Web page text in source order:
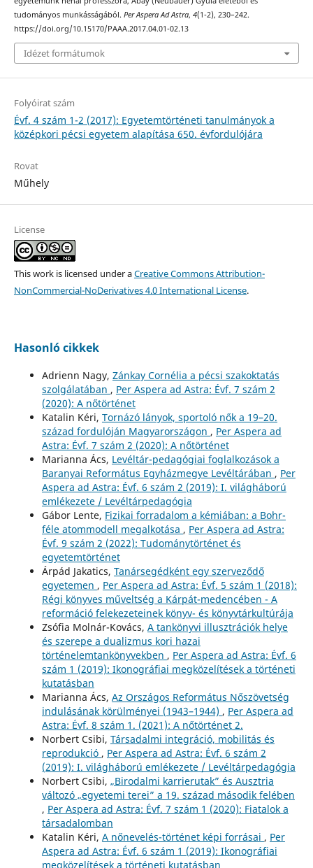
tudományos munkásságából. Per Aspera Ad Astra, 4(1-2), 230–242.
https://doi.org/10.15170/PAAA.2017.04.01-02.13
Idézet formátumok
Folyóirat szám
Évf. 4 szám 1-2 (2017): Egyetemtörténeti tanulmányok a
középkori pécsi egyetem alapítása 650. évfordulójára
Rovat
Műhely
License
This work is licensed under aCreative Commons Attribution-
NonCommercial-NoDerivatives 4.0 International License.
Hasonló cikkek
Adrienn Nagy, Zánkay Cornélia a pécsi szakoktatás
szolgálatában , Per Aspera ad Astra: Évf. 7 szám 2
(2020): A nőtörténet
Katalin Kéri, Tornázó lányok, sportoló nők a 19–20.
század fordulóján Magyarországon , Per Aspera ad
Astra: Évf. 7 szám 2 (2020): A nőtörténet
Marianna Ács, Levéltár-pedagógiai foglalkozások a
Baranyai Református Egyházmegye Levéltárában , Per
Aspera ad Astra: Évf. 6 szám 2 (2019): I. világháború
emlékezete / Levéltárpedagógia
Gábor Lente, Fizikai forradalom a kémiában: a Bohr-
féle atommodell megalkotása , Per Aspera ad Astra:
Évf. 9 szám 2 (2022): Tudománytörténet és
egyetemtörténet
Árpád Jakatics, Tanársegédként egy szerveződő
egyetemen , Per Aspera ad Astra: Évf. 5 szám 1 (2018):
Régi könyves műveltség a Kárpát-medencében - A
reformáció felekezeteinek könyv- és könyvtárkultúrája
Zsófia Molnár-Kovács, A tankönyvi illusztrációk helye
és szerepe a dualizmus kori hazai
történelemtankönyvekben , Per Aspera ad Astra: Évf. 6
szám 1 (2019): Ikonográfiai megközelítések a történeti
kutatásban
Marianna Ács, Az Országos Református Nőszövetség
indulásának körülményei (1943–1944) , Per Aspera ad
Astra: Évf. 8 szám 1. (2021): A nőtörténet 2.
Norbert Csibi, Társadalmi integráció, mobilitás és
reprodukció , Per Aspera ad Astra: Évf. 6 szám 2
(2019): I. világháború emlékezete / Levéltárpedagógia
Norbert Csibi, „Birodalmi karrierutak” és Ausztria
változó „egyetemi terei” a 19. század második felében
, Per Aspera ad Astra: Évf. 7 szám 1 (2020): Fiatalok a
társadalomban
Katalin Kéri, A nőnevelés-történet képi forrásai , Per
Aspera ad Astra: Évf. 6 szám 1 (2019): Ikonográfiai
megközelítések a történeti kutatásban